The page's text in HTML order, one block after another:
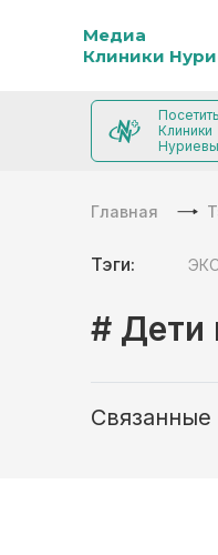
Медиа
Клиники
Клиники
Главная
Тэги:
# Дети
Связанные